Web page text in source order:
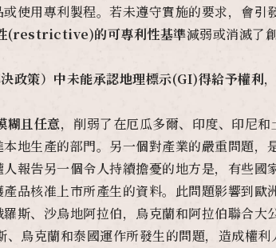
使用專利製程。若未遵守實施的要求，會引
(restrictive)的可專利性基準減弱或消滅了
政策）中未能承認地理標示(GI)得給予權利
糊且任意，削弱了在厄瓜多爾、印度、印尼
地生產的部門。另一個對產業的嚴重問題，
報告另一個令人持續擔憂的地方是，有些國
品核准上市所產生的資料。此問題影響到歐
斯、沙烏地阿拉伯，烏克蘭和阿拉伯聯合大公
、烏克蘭和泰國運作所發生的問題，造成權